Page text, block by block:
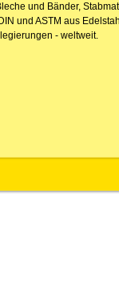
und Bänder,
und ASTM aus
- weltweit.